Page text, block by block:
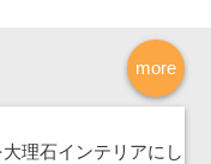
more
理石インテリアにし